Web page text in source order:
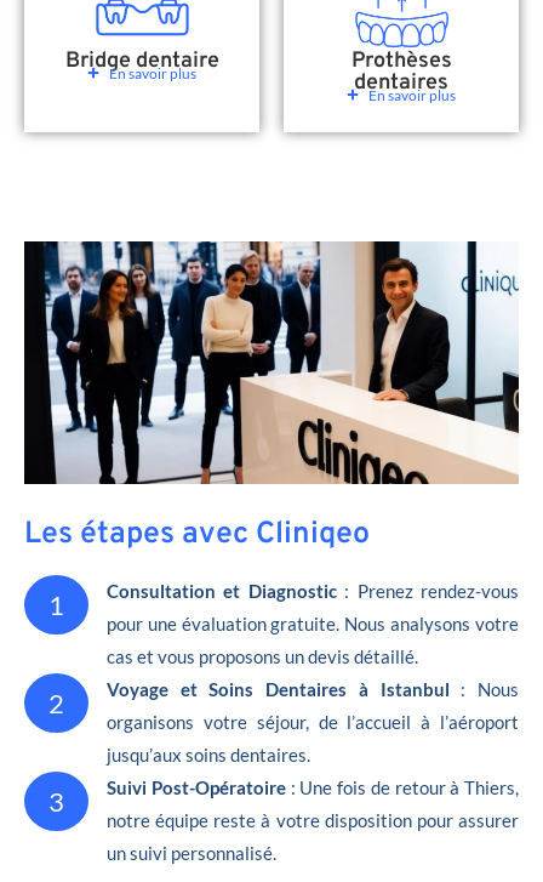
Bridge dentaire
En savoir plus Prothèses
dentaires
En savoir plus
Les étapes avec Cliniqeo
1 Consultation et Diagnostic: Prenez rendez-vous
pour une évaluation gratuite. Nous analysons votre
cas et vous proposons un devis détaillé.
2 Voyage et Soins Dentaires à Istanbul : Nous
organisons votre séjour, de l’accueil à l’aéroport
jusqu’aux soins dentaires.
3 Suivi Post-Opératoire : Une fois de retour à Thiers,
notre équipe reste à votre disposition pour assurer
un suivi personnalisé.